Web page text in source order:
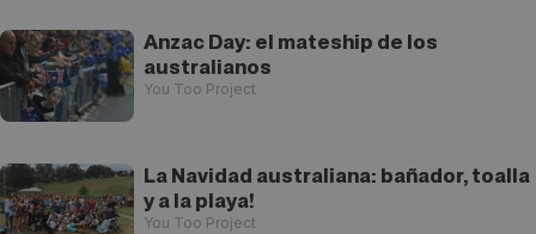
Anzac Day: el mateship de los
australianos
You Too Project
La Navidad australiana: bañador, toalla
y a la playa!
You Too Project